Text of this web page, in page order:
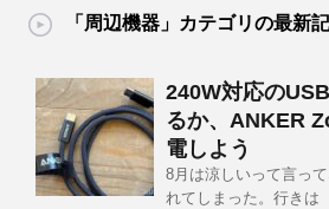
「周辺機器」カテゴリの最新
240W対応の
るか、ANKER
電しよう
8月は涼しいって言っ
れてしまった。行きは